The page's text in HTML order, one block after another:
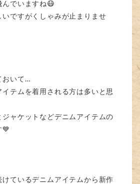
んでいますね😷
ですがくしゃみが止まりませ
おいて…
テムを着用される方は多いと思
ャケットなどデニムアイテムの
💙
けているデニムアイテムから新作